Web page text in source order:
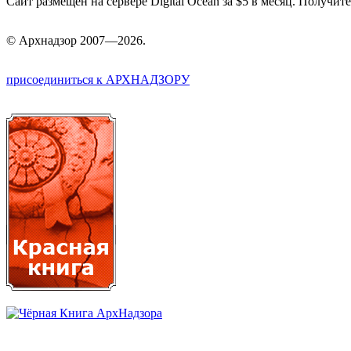
© Архнадзор 2007—2026.
присоединиться к АРХНАДЗОРУ